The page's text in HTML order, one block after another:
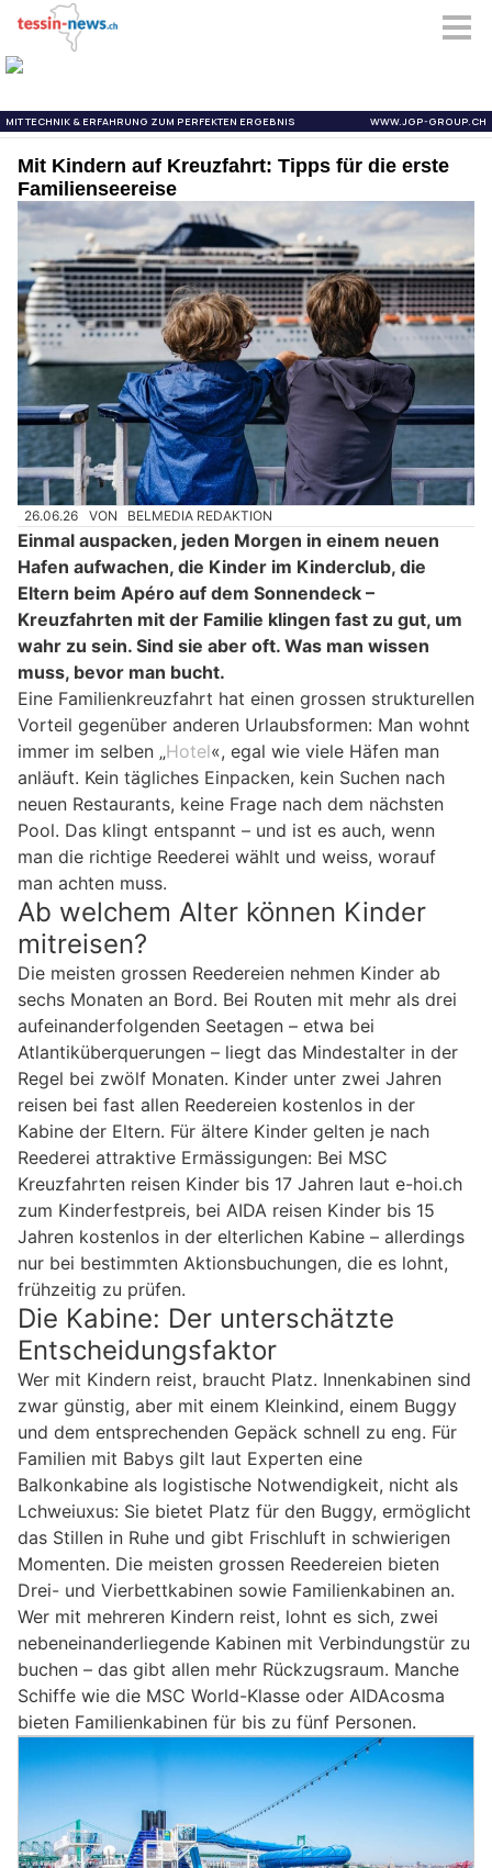
Mit Kindern auf Kreuzfahrt: Tipps für die erste
Familienseereise
26.06.26 VON BELMEDIA REDAKTION
Einmal auspacken, jeden Morgen in einem neuen
Hafen aufwachen, die Kinder im Kinderclub, die
Eltern beim Apéro auf dem Sonnendeck –
Kreuzfahrten mit der Familie klingen fast zu gut, um
wahr zu sein. Sind sie aber oft. Was man wissen
muss, bevor man bucht.
Eine Familienkreuzfahrt hat einen grossen strukturellen
Vorteil gegenüber anderen Urlaubsformen: Man wohnt
immer im selben „Hotel«, egal wie viele Häfen man
anläuft. Kein tägliches Einpacken, kein Suchen nach
neuen Restaurants, keine Frage nach dem nächsten
Pool. Das klingt entspannt – und ist es auch, wenn
man die richtige Reederei wählt und weiss, worauf
man achten muss.
Ab welchem Alter können Kinder
mitreisen?
Die meisten grossen Reedereien nehmen Kinder ab
sechs Monaten an Bord. Bei Routen mit mehr als drei
aufeinanderfolgenden Seetagen – etwa bei
Atlantiküberquerungen – liegt das Mindestalter in der
Regel bei zwölf Monaten. Kinder unter zwei Jahren
reisen bei fast allen Reedereien kostenlos in der
Kabine der Eltern. Für ältere Kinder gelten je nach
Reederei attraktive Ermässigungen: Bei MSC
Kreuzfahrten reisen Kinder bis 17 Jahren laut e-hoi.ch
zum Kinderfestpreis, bei AIDA reisen Kinder bis 15
Jahren kostenlos in der elterlichen Kabine – allerdings
nur bei bestimmten Aktionsbuchungen, die es lohnt,
frühzeitig zu prüfen.
Die Kabine: Der unterschätzte
Entscheidungsfaktor
Wer mit Kindern reist, braucht Platz. Innenkabinen sind
zwar günstig, aber mit einem Kleinkind, einem Buggy
und dem entsprechenden Gepäck schnell zu eng. Für
Familien mit Babys gilt laut Experten eine
Balkonkabine als logistische Notwendigkeit, nicht als
Lchweiuxus: Sie bietet Platz für den Buggy, ermöglicht
das Stillen in Ruhe und gibt Frischluft in schwierigen
Momenten. Die meisten grossen Reedereien bieten
Drei- und Vierbettkabinen sowie Familienkabinen an.
Wer mit mehreren Kindern reist, lohnt es sich, zwei
nebeneinanderliegende Kabinen mit Verbindungstür zu
buchen – das gibt allen mehr Rückzugsraum. Manche
Schiffe wie die MSC World-Klasse oder AIDAcosma
bieten Familienkabinen für bis zu fünf Personen.